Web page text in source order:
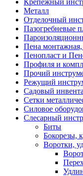
Крепежный
Металл
Отделочный
Пазогребневые
Пена
Пенопласт и
Профиля и
Прочий
Режущий
Садовый
Сетки
Силовое
Слесарный
Биты
Бокорезы,
Воротки,